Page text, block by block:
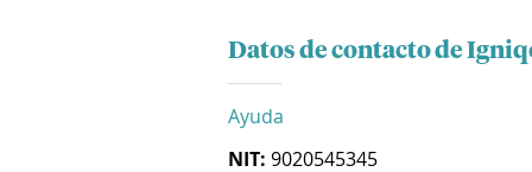
Datos de contacto de
Ayuda
NIT: 9020545345